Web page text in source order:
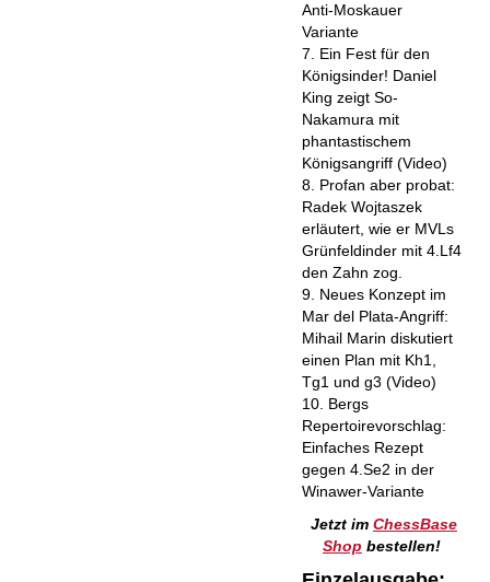
Anti-Moskauer
Variante
7. Ein Fest für den
Königsinder! Daniel
King zeigt So-
Nakamura mit
phantastischem
Königsangriff (Video)
8. Profan aber probat:
Radek Wojtaszek
erläutert, wie er MVLs
Grünfeldinder mit 4.Lf4
den Zahn zog.
9. Neues Konzept im
Mar del Plata-Angriff:
Mihail Marin diskutiert
einen Plan mit Kh1,
Tg1 und g3 (Video)
10. Bergs
Repertoirevorschlag:
Einfaches Rezept
gegen 4.Se2 in der
Winawer-Variante
Jetzt im ChessBase
Shop bestellen!